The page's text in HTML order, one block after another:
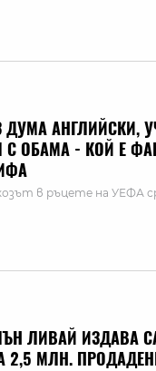
АНГЛИЙСКИ,
С ОБАМА - КОЙ Е
в ръцете на УЕФА
ЛИВАЙ ИЗДАВА
2,5 МЛН.